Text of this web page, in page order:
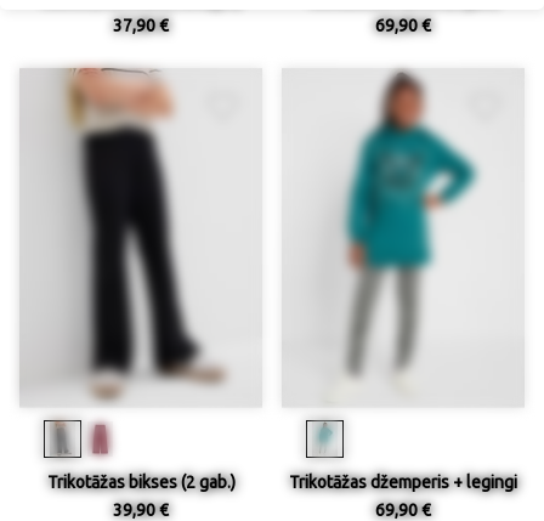
37,90 €
69,90 €
Trikotāžas bikses (2 gab.)
39,90 €
Trikotāžas džemperis + legingi
69,90 €